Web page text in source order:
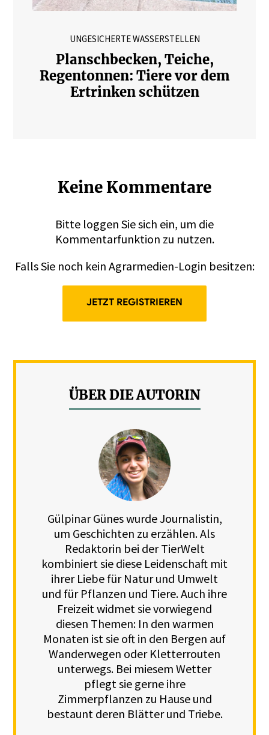
UNGESICHERTE WASSERSTELLEN
Planschbecken, Teiche,
Regentonnen: Tiere vor dem
Ertrinken schützen
Keine Kommentare
Bitte loggen Sie sich ein, um die
Kommentarfunktion zu nutzen.
Falls Sie noch kein Agrarmedien-Login besitzen:
JETZT REGISTRIEREN
ÜBER DIE AUTORIN
Gülpinar Günes wurde Journalistin,
um Geschichten zu erzählen. Als
Redaktorin bei der TierWelt
kombiniert sie diese Leidenschaft mit
ihrer Liebe für Natur und Umwelt
und für Pflanzen und Tiere. Auch ihre
Freizeit widmet sie vorwiegend
diesen Themen: In den warmen
Monaten ist sie oft in den Bergen auf
Wanderwegen oder Kletterrouten
unterwegs. Bei miesem Wetter
pflegt sie gerne ihre
Zimmerpflanzen zu Hause und
bestaunt deren Blätter und Triebe.